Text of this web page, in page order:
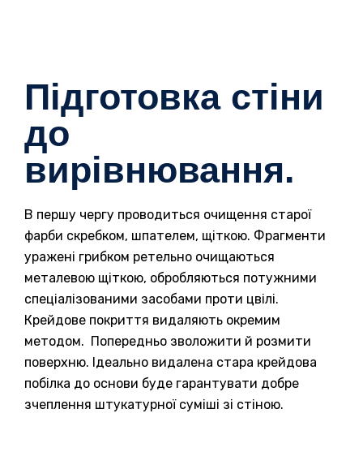
Підготовка стіни
до
вирівнювання.
В першу чергу проводиться очищення старої
фарби скребком, шпателем, щіткою. Фрагменти
уражені грибком ретельно очищаються
металевою щіткою, обробляються потужними
спеціалізованими засобами проти цвілі.
Крейдове покриття видаляють окремим
методом. Попередньо зволожити й розмити
поверхню. Ідеально видалена стара крейдова
побілка до основи буде гарантувати добре
зчеплення штукатурної суміші зі стіною.